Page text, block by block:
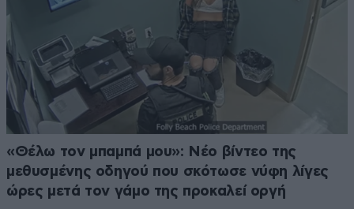
«Θέλω τον μπαμπά μου»: Νέο βίντεο της
μεθυσμένης οδηγού που σκότωσε νύφη λίγες
ώρες μετά τον γάμο της προκαλεί οργή